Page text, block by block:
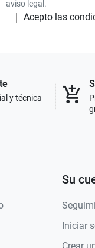
aviso legal.
Acepto las
y técnica add_shopping_cart
Su
Iniciar